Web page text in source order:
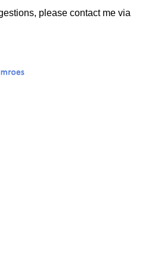
please contact me via